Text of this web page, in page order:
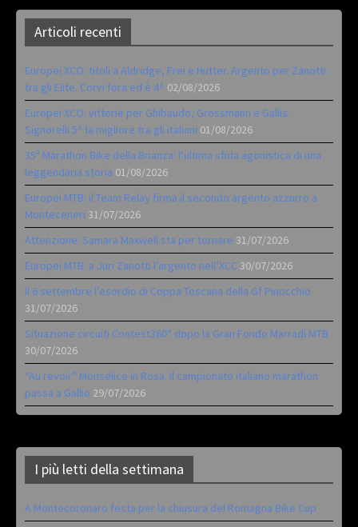
Articoli recenti
Europei XCO: titoli a Aldridge, Frei e Hutter. Argento per Zanotti
tra gli Elite. Corvi fora ed è 4^ 02/08/2026
Europei XCO: vittorie per Ghibaudo, Grossmann e Gallis.
Signorelli 5^ la migliore tra gli italiani 01/08/2026
35ª Marathon Bike della Brianza: l’ultima sfida agonistica di una
leggendaria storia 01/08/2026
Europei MTB: il Team Relay firma il secondo argento azzurro a
Monteceneri 31/07/2026
Attenzione: Samara Maxwell sta per tornare 31/07/2026
Europei MTB: a Juri Zanotti l’argento nell’XCC 30/07/2026
Il 6 settembre l’esordio di Coppa Toscana della Gf Pinocchio
31/07/2026
Situazione circuiti Contest360° dopo la Gran Fondo Marradi MTB
30/07/2026
“Au revoir” Monselice in Rosa. Il campionato italiano marathon
passa a Gallio 29/07/2026
I più letti della settimana
A Montecoronaro festa per la chiusura del Romagna Bike Cup